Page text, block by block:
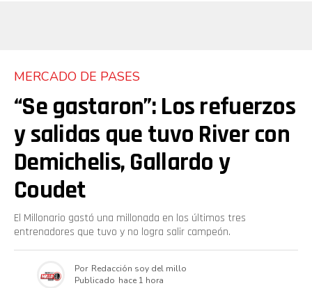
MERCADO DE PASES
“Se gastaron”: Los refuerzos
y salidas que tuvo River con
Demichelis, Gallardo y
Coudet
El Millonario gastó una millonada en los últimos tres
entrenadores que tuvo y no logra salir campeón.
Por Redacción soy del millo
Publicado hace 1 hora